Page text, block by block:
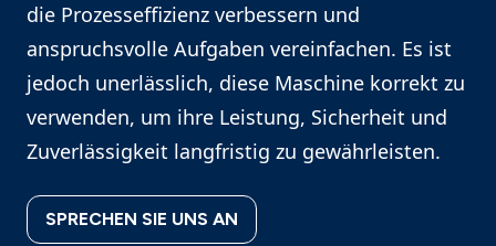
die Prozesseffizienz verbessern und
anspruchsvolle Aufgaben vereinfachen. Es ist
jedoch unerlässlich, diese Maschine korrekt zu
verwenden, um ihre Leistung, Sicherheit und
Zuverlässigkeit langfristig zu gewährleisten.
SPRECHEN SIE UNS AN